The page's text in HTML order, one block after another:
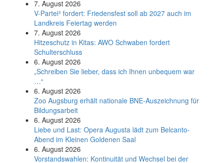
7. August 2026
V-Partei­³ fordert: Friedens­fest soll ab 2027 auch im
Land­kreis Feier­tag werden
7. August 2026
Hitzeschutz in Kitas: AWO Schwaben fordert
Schulterschluss
6. August 2026
„Schreiben Sie lieber, dass ich Ihnen unbequem war
…“
6. August 2026
Zoo Augsburg erhält nationale BNE-Auszeichnung für
Bildungsarbeit
6. August 2026
Liebe und Last: Opera Augusta lädt zum Belcanto-
Abend im Kleinen Goldenen Saal
6. August 2026
Vorstandswahlen: Kontinuität und Wechsel bei der